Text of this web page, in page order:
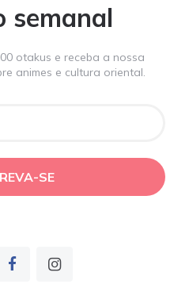
semanal
otakus e receba a nossa
animes e cultura oriental.